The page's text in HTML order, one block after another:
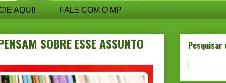
AQUI! FALE COM O MP
SOBRE ESSE ASSUNTO Pesquisar